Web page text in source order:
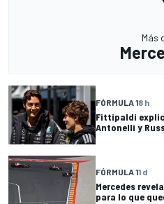
Más
FÓRMULA 18 h
Fittipaldi
Antonelli y
FÓRMULA 11 d
Mercedes
para lo que